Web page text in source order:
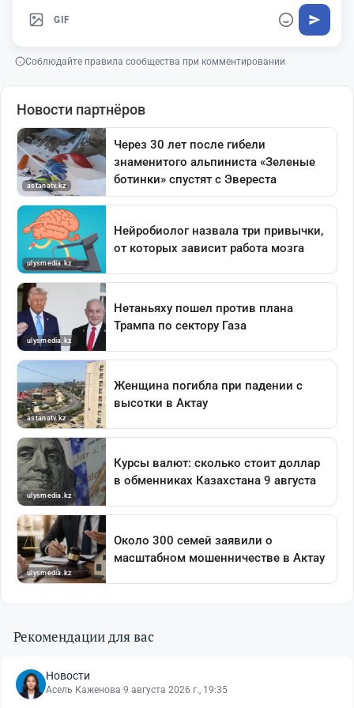
GIF
Соблюдайте правила сообщества при комментировании
Рекомендации для вас
Новости
Асель Каженова·9 августа 2026 г., 19:35